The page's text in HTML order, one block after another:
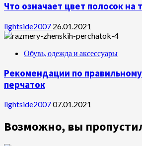
Что означает цвет полосок на
lightside2007 26.01.2021
Обувь, одежда и аксессуары
Рекомендации по
перчаток
lightside200707.01.2021
Возможно, вы